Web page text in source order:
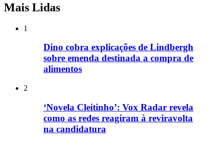
Mais Lidas
1
Dino cobra explicações de Lindbergh
sobre emenda destinada a compra de
alimentos
2
‘Novela Cleitinho’: Vox Radar revela
como as redes reagiram à reviravolta
na candidatura